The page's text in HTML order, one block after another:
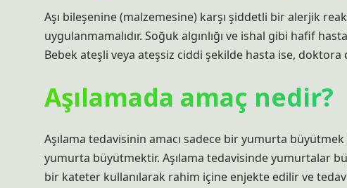
Aşı bileşenine (malzemesine) karşı şiddetli bir alerjik
uygulanmamalıdır. Soğuk algınlığı ve ishal gibi hafif
Bebek ateşli veya ateşsiz ciddi şekilde hasta ise, doktora
Aşılamada amaç nedir?
Aşılama tedavisinin amacı sadece bir yumurta
yumurta büyütmektir. Aşılama tedavisinde yumurtalar
bir kateter kullanılarak rahim içine enjekte edilir ve